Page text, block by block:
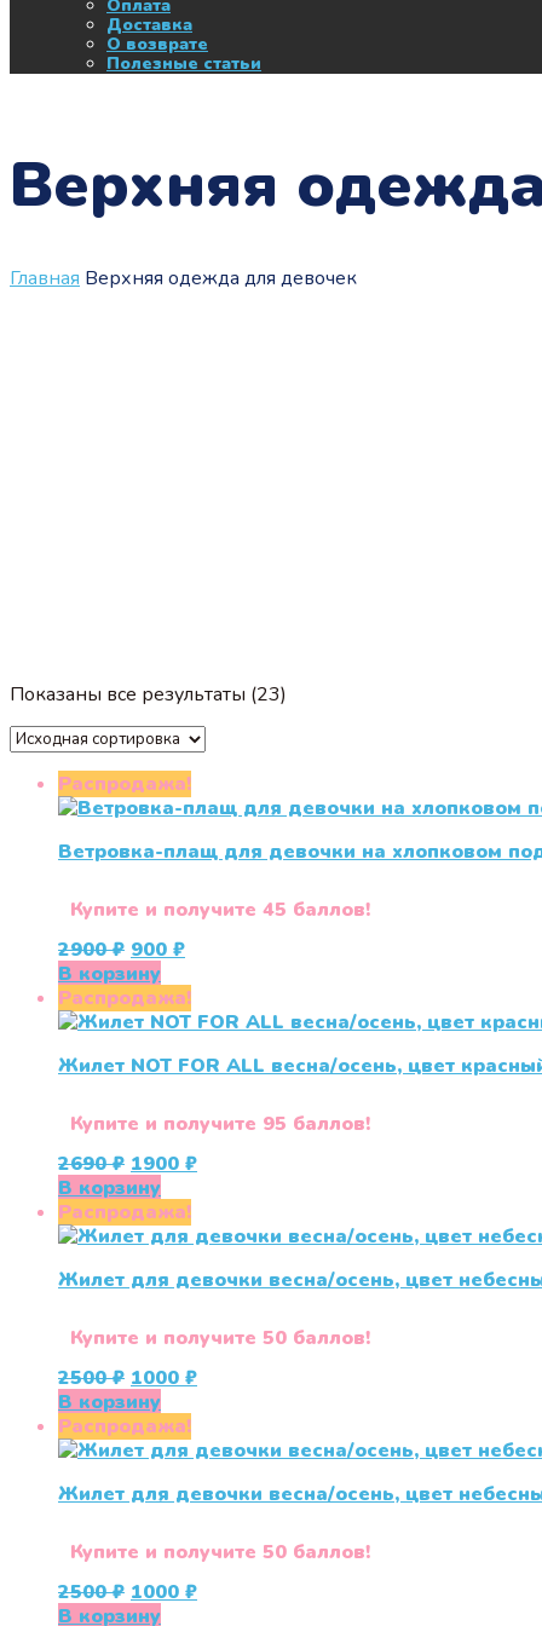
Оплата
Доставка
О возврате
Полезные статьи
Верхняя
Главная Верхняя одежда для девочек
Показаны все результаты (23)
Распродажа!
Ветровка-плащ для девочки на хлопковом
Купите и получите 45 баллов!
2900₽ Первоначальная
цена
составляла
2900 ₽.
900 ₽Текущая
900 ₽.
В корзину
Распродажа!
Жилет NOT FOR ALL весна/осень, цвет
Купите и получите 95 баллов!
2690₽ Первоначальная
цена
составляла
2690 ₽.
1900 ₽Текущая
В корзину
Распродажа!
Жилет для девочки весна/осень, цвет
Купите и получите 50 баллов!
2500₽ Первоначальная
цена
составляла
2500 ₽.
1000 ₽Текущая
В корзину
Распродажа!
Жилет для девочки весна/осень, цвет
Купите и получите 50 баллов!
2500₽ Первоначальная
цена
1000 ₽Текущая
В корзину